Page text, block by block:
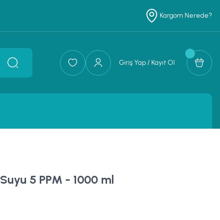
Kargom Nerede?
Giriş Yap / Kayıt Ol
5 PPM - 1000 ml